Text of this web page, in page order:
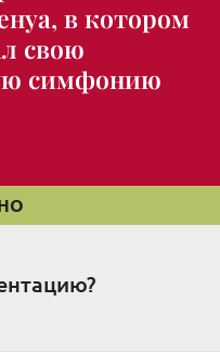
в котором
свою
симфонию